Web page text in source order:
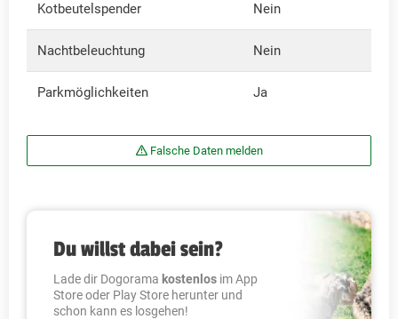
Kotbeutelspender Nein
Nachtbeleuchtung Nein
Parkmöglichkeiten Ja
Falsche Daten melden
Du willst dabei sein?
Lade dir Dogorama kostenlos im App
Store oder Play Store herunter und
schon kann es losgehen!